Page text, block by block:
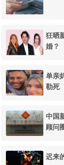
狂晒
婚？
单亲
勒死
中国
顾问
迟来